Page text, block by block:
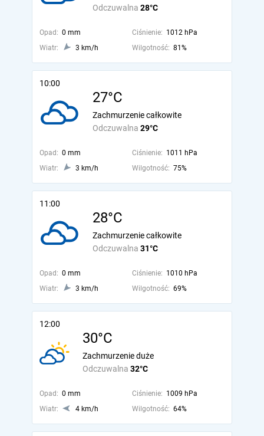
Odczuwalna 28°C
Opad: 0 mm Ciśnienie: 1012 hPa
Wiatr:
3 km/h Wilgotność: 81%
10:00
27°C
Odczuwalna 29°C
Zachmurzenie całkowite
Opad: 0 mm Ciśnienie: 1011 hPa
Wiatr:
3 km/h Wilgotność: 75%
11:00
28°C
Odczuwalna 31°C
Zachmurzenie całkowite
Opad: 0 mm Ciśnienie: 1010 hPa
Wiatr:
3 km/h Wilgotność: 69%
12:00
30°C
Odczuwalna 32°C
Zachmurzenie duże
Opad: 0 mm Ciśnienie: 1009 hPa
Wiatr:
4 km/h Wilgotność: 64%